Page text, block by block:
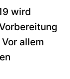
wird
allem